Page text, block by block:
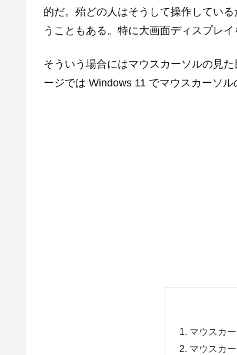
的だ。殆どの人はそうして操作してい
うこともある。特に大画面ディスプレ
そういう場合にはマウスカーソルの見
ージでは Windows 11 でマウスカーソ
マウスカ
マウスカ